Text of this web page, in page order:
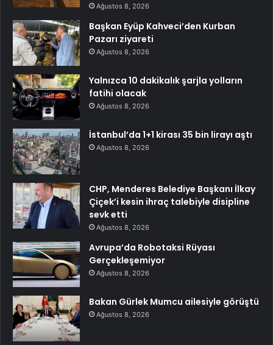
Ağustos 8, 2026
Başkan Eyüp Kahveci’den Kurban
Pazarı ziyareti
Ağustos 8, 2026
Yalnızca 10 dakikalık şarjla yolların
fatihi olacak
Ağustos 8, 2026
İstanbul’da 1+1 kirası 35 bin lirayı aştı
Ağustos 8, 2026
CHP, Menderes Belediye Başkanı İlkay
Çiçek’i kesin ihraç talebiyle disipline
sevk etti
Ağustos 8, 2026
Avrupa’da Robotaksi Rüyası
Gerçekleşemiyor
Ağustos 8, 2026
Bakan Gürlek Mumcu ailesiyle görüştü
Ağustos 8, 2026